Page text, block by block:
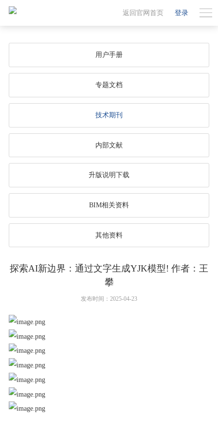
登录
返回官网首页
用户手册
专题文档
技术期刊
内部文献
升版说明下载
BIM相关资料
其他资料
探索AI新边界：通过文字生成YJK模型! 作者：王
攀
发布时间：2025-04-23